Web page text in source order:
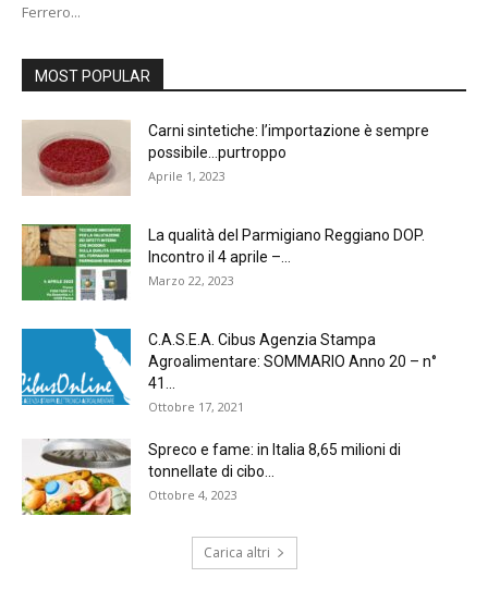
Ferrero...
MOST POPULAR
Carni sintetiche: l’importazione è sempre
possibile…purtroppo
Aprile 1, 2023
La qualità del Parmigiano Reggiano DOP.
Incontro il 4 aprile –...
Marzo 22, 2023
C.A.S.E.A. Cibus Agenzia Stampa
Agroalimentare: SOMMARIO Anno 20 – n°
41...
Ottobre 17, 2021
Spreco e fame: in Italia 8,65 milioni di
tonnellate di cibo...
Ottobre 4, 2023
Carica altri